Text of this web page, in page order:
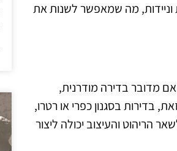
וניידות, מה שמאפשר לשנות את
מדובר בדירה מודרנית,
בדירות בסגנון כפרי או רטרו,
הריהוט והעיצוב יכולה ליצור